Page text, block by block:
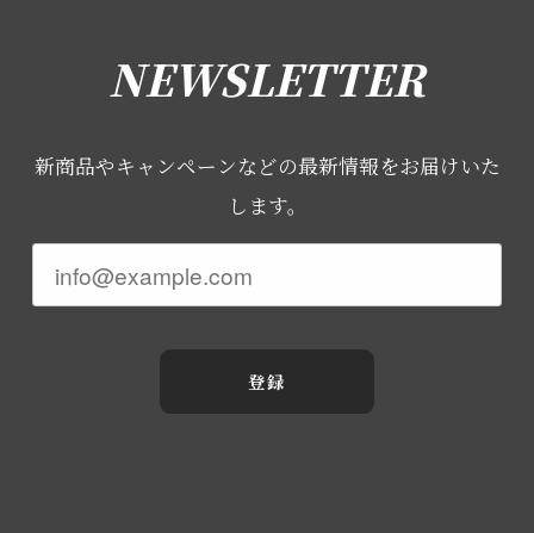
NEWSLETTER
新商品やキャンペーンなどの最新情報をお届けいた
します。
登録